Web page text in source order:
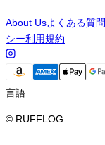
About Usよくある質問
シー利用規約
言語
© RUFFLOG